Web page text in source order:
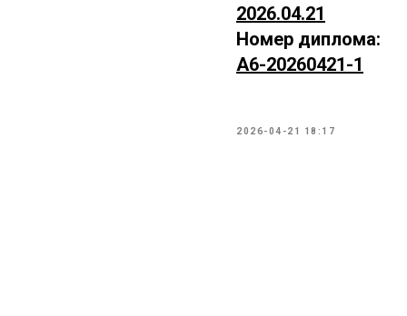
2026.04.21
Номер диплома:
А6-20260421-1
2026-04-21 18:17